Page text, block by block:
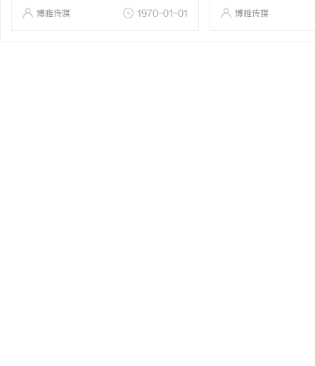
博雅传媒 1970-01-01 博雅传媒